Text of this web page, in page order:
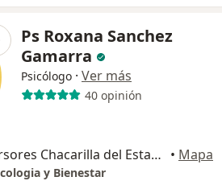
Ps Roxana Sanchez
Gamarra
Psicólogo · Ver más
40 opinión
Av. Los Precursores Chacarilla del Estanque • Mapa
y Bienestar